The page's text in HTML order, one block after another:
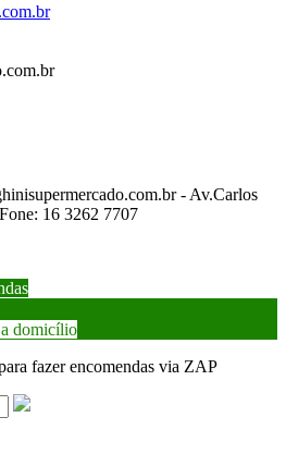
- Av.Carlos
16 3262 7707
domicílio
fazer encomendas via ZAP